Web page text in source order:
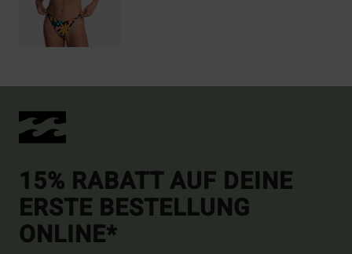
15% RABATT AUF DEINE
ERSTE BESTELLUNG
ONLINE*